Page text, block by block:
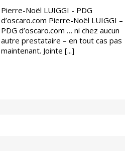
Pierre-Noël LUIGGI - PDG
d’oscaro.com Pierre-Noël LUIGGI –
PDG d’oscaro.com … ni chez aucun
autre prestataire – en tout cas pas
maintenant. Jointe [...]